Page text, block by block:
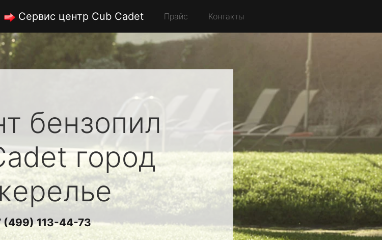
Сервис центр Cub Cadet Прайс Контакты
бензопил
город
(499) 113-44-73